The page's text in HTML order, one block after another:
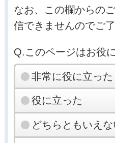
なお、この欄からの
信できませんのでご
Q.このページはお役
非常に役に立った
役に立った
どちらともいえな